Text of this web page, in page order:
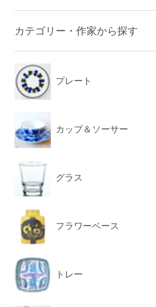
カテゴリー・作家から探す
プレート
カップ＆ソーサー
グラス
フラワーベース
トレー